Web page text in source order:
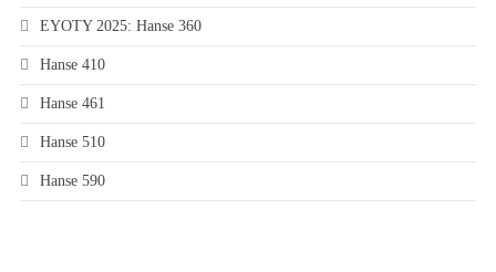
EYOTY 2025: Hanse 360
Hanse 410
Hanse 461
Hanse 510
Hanse 590